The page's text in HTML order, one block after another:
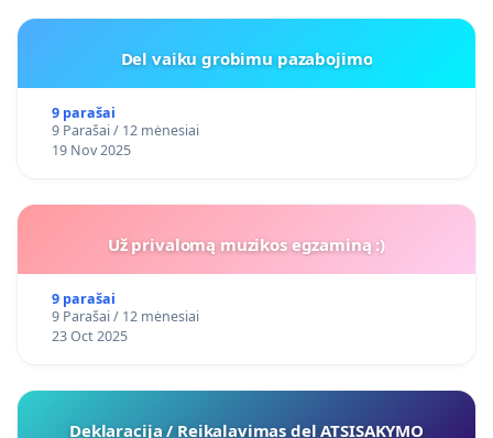
Del vaiku grobimu pazabojimo
9 parašai
9 Parašai / 12 mėnesiai
19 Nov 2025
Už privalomą muzikos egzaminą :)
9 parašai
9 Parašai / 12 mėnesiai
23 Oct 2025
Deklaracija / Reikalavimas del ATSISAKYMO